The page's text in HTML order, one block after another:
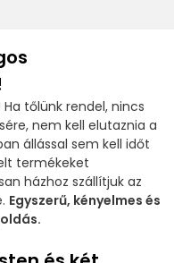
tőlünk rendel, nincs
nem kell elutaznia a
állással sem kell időt
termékeket
házhoz szállítjuk az
Egyszerű, kényelmes és